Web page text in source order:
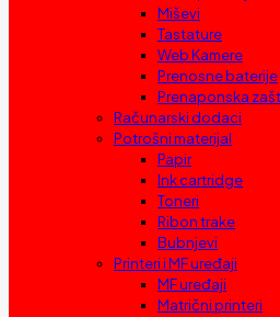
Miševi
Tastature
Web Kamere
Prenosne baterije
Prenaponska
Računarski dodaci
Potrošni materijal
Papir
Ink cartridge
Toneri
Ribon trake
Bubnjevi
Printeri i MF uređaji
MF uređaji
Matrični printeri